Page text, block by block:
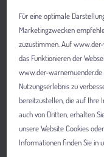
Für eine optimale
Marketingzwecken
zuzustimmen. Auf
das Funktionieren der
www.der-warnemuender.de
Nutzungserlebnis zu
bereitzustellen, die auf Ihre
auch von Dritten, erhalten
unsere Website Cookies
Informationen finden Sie in